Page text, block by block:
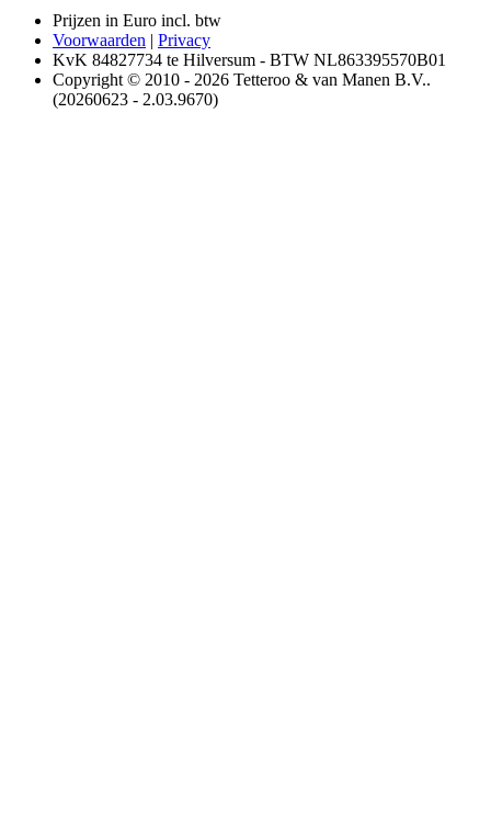
Prijzen in Euro incl. btw
Voorwaarden | Privacy
KvK 84827734 te Hilversum - BTW NL863395570B01
Copyright © 2010 - 2026 Tetteroo & van Manen B.V..
(20260623 - 2.03.9670)